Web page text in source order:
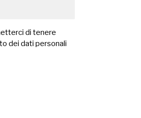
di tenere
dei dati personali